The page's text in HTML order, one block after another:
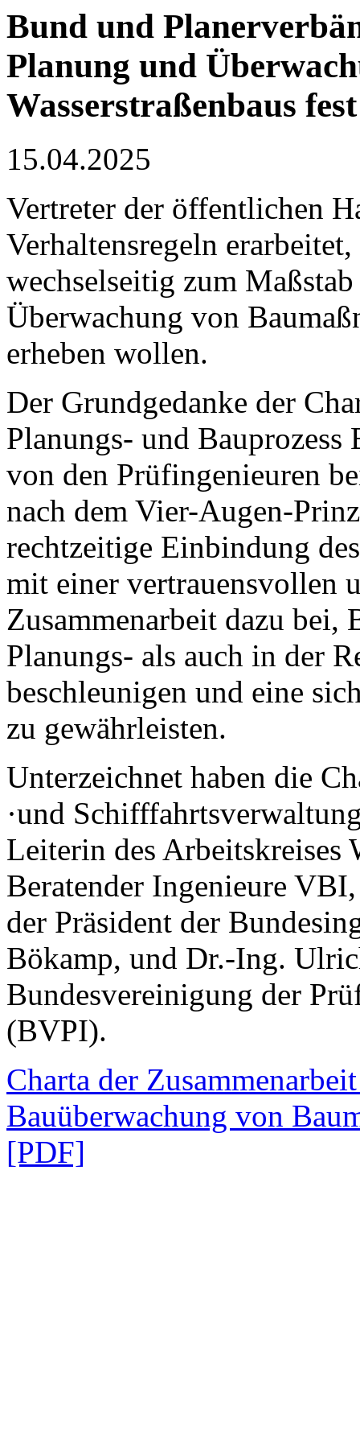
Bund und
Planung und
Wasserstraßenbaus fest
15.04.2025
Vertreter der öffentlichen
Verhaltensregeln
wechselseitig zum
Überwachung von
erheben wollen.
Der Grundgedanke der
Planungs- und
von den Prüfingenieuren
nach dem Vier-Augen-
rechtzeitige Einbindung
mit einer vertrauensvollen
Zusammenarbeit dazu
Planungs- als auch in der
beschleunigen und eine
zu gewährleisten.
Unterzeichnet haben die
·und
Leiterin des Arbeitskreises
Beratender Ingenieure
der Präsident der
Bökamp, und Dr.-Ing.
Bundesvereinigung der
(BVPI).
Charta der
Bauüberwachung von
[PDF]